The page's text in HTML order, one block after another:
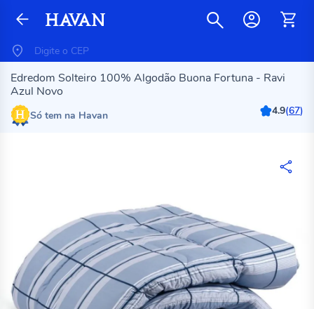
Edredom Solteiro 100% Algodão Buona Fortuna - Ravi
Azul Novo
Só tem na Havan 4.9(67)